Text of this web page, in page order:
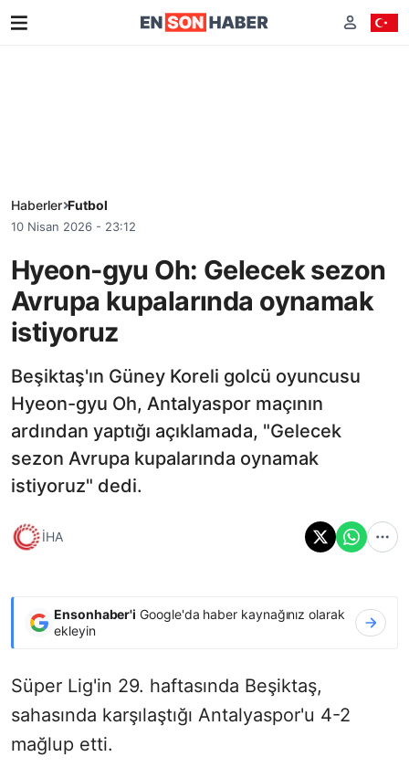
Haberler Futbol
10 Nisan 2026 - 23:12
Hyeon-gyu Oh: Gelecek sezon
Avrupa kupalarında oynamak
istiyoruz
Beşiktaş'ın Güney Koreli golcü oyuncusu
Hyeon-gyu Oh, Antalyaspor maçının
ardından yaptığı açıklamada, "Gelecek
sezon Avrupa kupalarında oynamak
istiyoruz" dedi.
İHA
Ensonhaber'i Google'da haber kaynağınız olarak
ekleyin
Süper Lig'in 29. haftasında Beşiktaş,
sahasında karşılaştığı Antalyaspor'u 4-2
mağlup etti.